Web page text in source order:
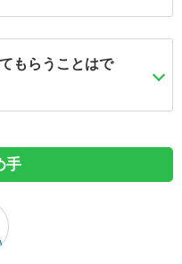
もらうことはで
手